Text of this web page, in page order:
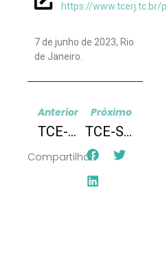
https://www.tcerj.tc.br/
7 de junho de 2023, Rio
de Janeiro.
Anterior
TCE-RJ: Monitor Previdenciário
Próximo
TCE-SP: Painel do Tietê-Pinheiros
Compartilhar: